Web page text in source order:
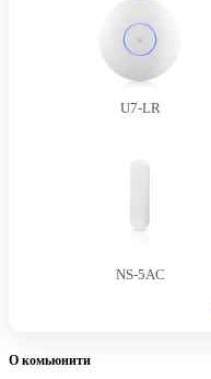
U7-LR
NS-5AC
О комьюнити